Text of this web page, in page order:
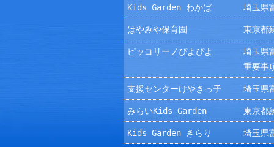
Kids Garden わかば 埼玉県
はやみや保育園 東京都
ピッコリーノぴよぴよ
埼玉県
重要事
支援センターけやきっ子 埼玉県
みらいKids Garden 東京都
Kids Garden きらり 埼玉県